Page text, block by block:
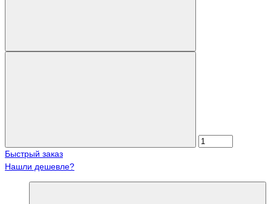
Быстрый заказ
Нашли дешевле?